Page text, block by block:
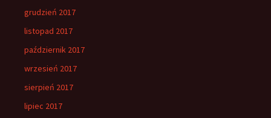
grudzień 2017
listopad 2017
październik 2017
wrzesień 2017
sierpień 2017
lipiec 2017